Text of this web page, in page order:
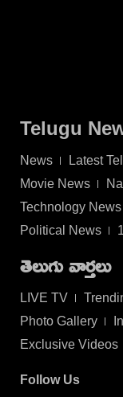
Telugu
News Latest
Movie News
Technology News
Political News
తెలుగు వార్తలు
LIVE TV
Photo Gallery
Exclusive Videos
Follow Us